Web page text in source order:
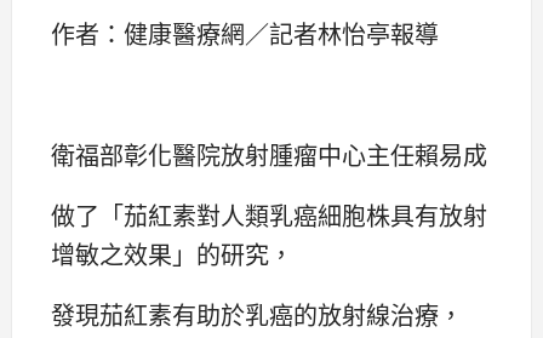
作者：健康醫療網／記者林怡亭報導
衛福部彰化醫院放射腫瘤中心主任賴易成
做了「茄紅素對人類乳癌細胞株具有放射
增敏之效果」的研究，
發現茄紅素有助於乳癌的放射線治療，